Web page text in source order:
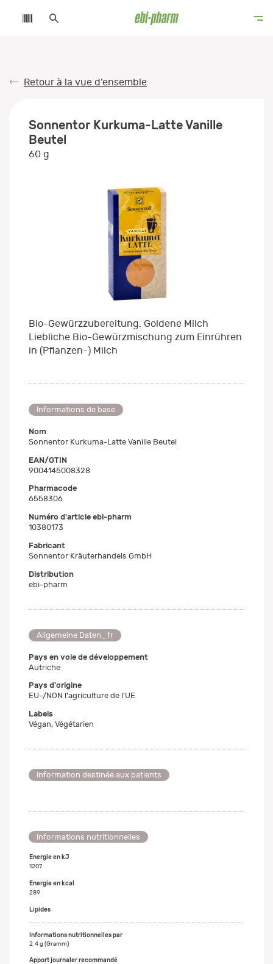
Retour à la vue d’ensemble
Sonnentor Kurkuma-Latte Vanille
Beutel
60 g
Bio-Gewürzzubereitung. Goldene Milch
Liebliche Bio-Gewürzmischung zum Einrühren
in (Pflanzen-) Milch
Informations de base
Nom
Sonnentor Kurkuma-Latte Vanille Beutel
EAN/GTIN
9004145008328
Pharmacode
6558306
Numéro d'article ebi-pharm
10380173
Fabricant
Sonnentor Kräuterhandels GmbH
Distribution
ebi-pharm
Allgemeine Daten_fr
Pays en voie de développement
Autriche
Pays d'origine
EU-/NON l'agriculture de l'UE
Labels
Végan, Végétarien
Information destinée aux patients
Informations nutritionnelles
Energie en kJ
1207
Energie en kcal
289
Lipides
2,4 g (Gramm)